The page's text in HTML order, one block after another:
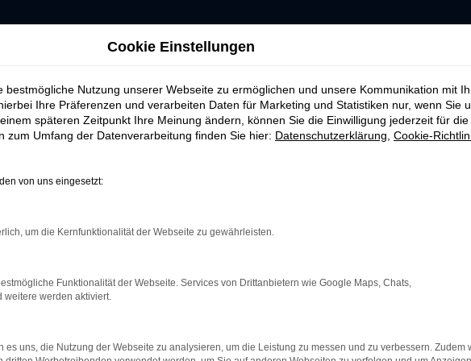
bestimmter Seiten verhindern. Funktioniert die Seite in einem anderen
beheben.
Cookie Einstellungen
bestmögliche Nutzung unserer Webseite zu ermöglichen und unsere Kommunikation mit
Ihre Präferenzen und verarbeiten Daten für Marketing und Statistiken nur, wenn Sie
späteren Zeitpunkt Ihre Meinung ändern, können Sie die Einwilligung jederzeit für
zum Umfang der Datenverarbeitung finden Sie hier: Datenschutzerklärung Cookie-
von uns eingesetzt:
um die Kernfunktionalität der Webseite zu gewährleisten.
Funktionalität der Webseite. Services von Drittanbietern wie Google Maps, Chats,
weitere werden aktiviert.
es uns, die Nutzung der Webseite zu analysieren, um die Leistung zu messen und zu verbessern. Zudem